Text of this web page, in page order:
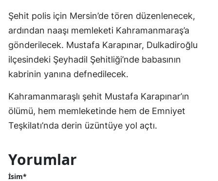
Şehit polis için Mersin’de tören düzenlenecek,
ardından naaşı memleketi Kahramanmaraş’a
gönderilecek. Mustafa Karapınar, Dulkadiroğlu
ilçesindeki Şeyhadil Şehitliği’nde babasının
kabrinin yanına defnedilecek.
Kahramanmaraşlı şehit Mustafa Karapınar’ın
ölümü, hem memleketinde hem de Emniyet
Teşkilatı’nda derin üzüntüye yol açtı.
Yorumlar
İsim*